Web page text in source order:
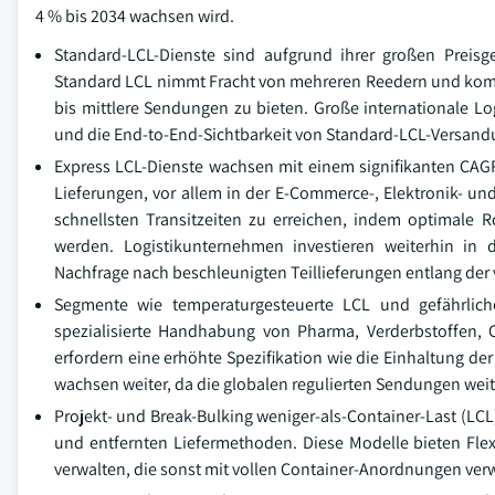
4 % bis 2034 wachsen wird.
Standard-LCL-Dienste sind aufgrund ihrer großen
Standard LCL nimmt Fracht von mehreren Reedern und
bis mittlere Sendungen zu bieten. Große internationale
und die End-to-End-Sichtbarkeit von Standard-LCL-
Express LCL-Dienste wachsen mit einem signifikanten
Lieferungen, vor allem in der E-Commerce-, Elektronik-
schnellsten Transitzeiten zu erreichen, indem optimale
werden. Logistikunternehmen investieren weiterhin in
Nachfrage nach beschleunigten Teillieferungen entlang
Segmente wie temperaturgesteuerte LCL und
spezialisierte Handhabung von Pharma,
erfordern eine erhöhte Spezifikation wie die Einhaltung
wachsen weiter, da die globalen regulierten Sendungen
Projekt- und Break-Bulking weniger-als-Container-Last
und entfernten Liefermethoden. Diese Modelle bieten
verwalten, die sonst mit vollen Container-Anordnungen